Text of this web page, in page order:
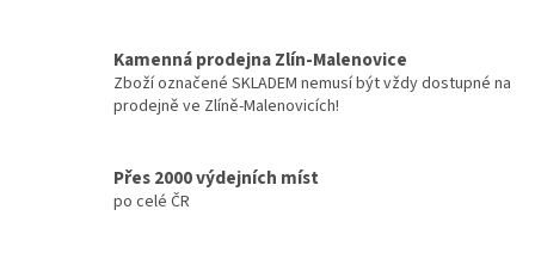
Kamenná prodejna Zlín-Malenovice
Zboží označené SKLADEM nemusí být vždy dostupné na
prodejně ve Zlíně-Malenovicích!
Přes 2000 výdejních míst
po celé ČR